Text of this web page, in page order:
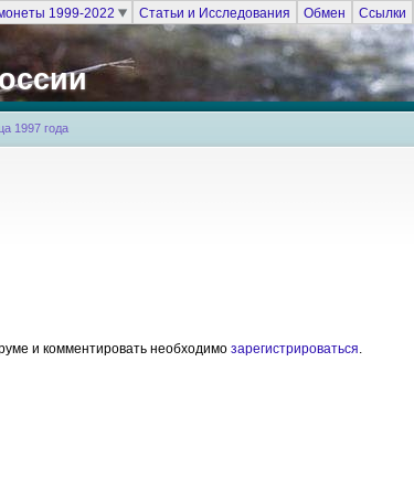
1999-2022 Статьи и Исследования Обмен Ссылки
1997 года
и комментировать необходимо зарегистрироваться.